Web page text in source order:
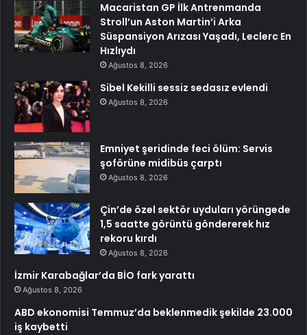
Macaristan GP İlk Antrenmanda
Stroll’un Aston Martin’i Arka
Süspansiyon Arızası Yaşadı, Leclerc En
Hızlıydı
Ağustos 8, 2026
Sibel Kekilli sessiz sedasız evlendi
Ağustos 8, 2026
Emniyet şeridinde feci ölüm: Servis
şoförüne midibüs çarptı
Ağustos 8, 2026
Çin’de özel sektör uyduları yörüngede
1,5 saatte görüntü göndererek hız
rekoru kırdı
Ağustos 8, 2026
İzmir Karabağlar’da BİO fark yarattı
Ağustos 8, 2026
ABD ekonomisi Temmuz’da beklenmedik şekilde 23.000
iş kaybetti